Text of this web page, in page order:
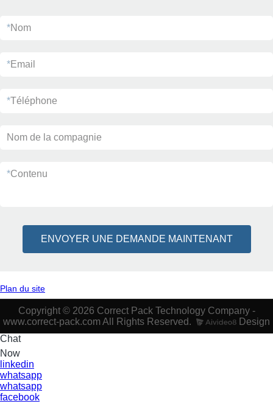
*Nom
*Email
*Téléphone
Nom de la compagnie
*Contenu
ENVOYER UNE DEMANDE MAINTENANT
Plan du site
Copyright © 2026 Correct Pack Technology Company -
www.correct-pack.com All Rights Reserved.
Design
Chat
Now
linkedin
whatsapp
whatsapp
facebook